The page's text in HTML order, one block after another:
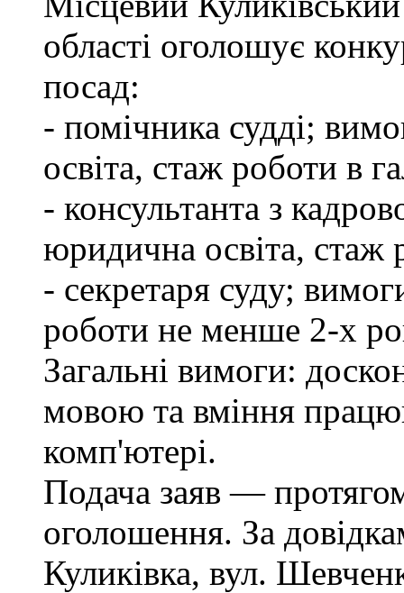
області оголошує
посад:
- помічника судді;
освіта, стаж роботи в
- консультанта з
юридична освіта, стаж
- секретаря суду;
роботи не менше 2-х
Загальні вимоги:
мовою та вміння
комп'ютері.
Подача заяв —
оголошення. За
Куликівка, вул.